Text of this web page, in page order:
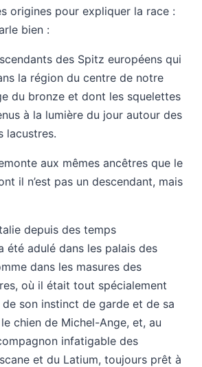
origines pour expliquer la race :
bien :
des Spitz européens qui
la région du centre de notre
du bronze et dont les squelettes
à la lumière du jour autour des
lacustres.
aux mêmes ancêtres que le
il n’est pas un descendant, mais
depuis des temps
été adulé dans les palais des
dans les masures des
où il était tout spécialement
son instinct de garde et de sa
chien de Michel-Ange, et, au
infatigable des
et du Latium, toujours prêt à